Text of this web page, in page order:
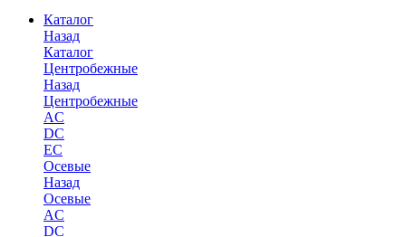
Каталог
Назад
Каталог
Центробежные
Назад
Центробежные
AC
DC
EC
Осевые
Назад
Осевые
AC
DC